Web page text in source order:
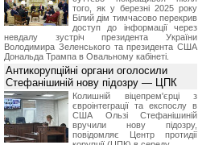
того, як у березні 2025 року
Білий дім тимчасово перекрив
доступ до інформації через
невдалу зустріч президента України
Володимира Зеленського та президента США
Дональда Трампа в Овальному кабінеті.
Антикорупційні органи оголосили
Стефанішиній нову підозру — ЦПК
Колишній віцепрем'єрці з
євроінтеграції та експослу в
США Ользі Стефанішиній
вручили нову підозру,
повідомляє Центр протидії